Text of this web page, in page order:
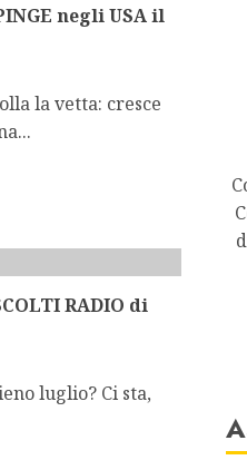
negli USA il
la vetta: cresce
RADIO di
luglio? Ci sta,